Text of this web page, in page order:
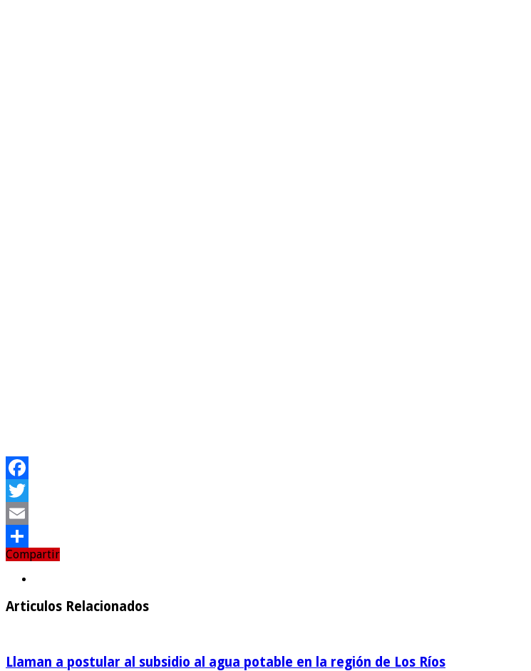
Facebook
Twitter
Email
Compartir
Compartir
Articulos Relacionados
Llaman a postular al subsidio al agua potable en la región de Los Ríos